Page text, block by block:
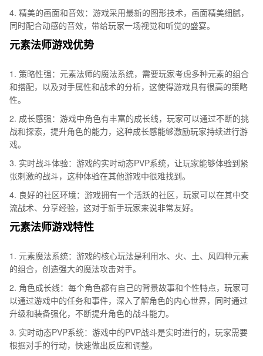
4. 精美的画面和音效：游戏采用最新的图形技术，画面精美细腻，
同时配合动感的音效，带给玩家一场视觉和听觉的盛宴。
元素法师游戏优势
1. 策略性强：元素法师的魔法系统，需要玩家考虑多种元素的组合
和搭配，以及对手属性和战术的分析，这使得游戏具有很高的策略
性。
2. 成长感强：游戏中角色有丰富的成长线，玩家可以通过不断的挑
战和探索，提升角色的能力，这种成长感能够激励玩家持续进行游
戏。
3. 实时战斗体验：游戏的实时动态PVP系统，让玩家能够体验到紧
张刺激的战斗，这种体验在其他游戏中很难找到。
4. 良好的社区环境：游戏拥有一个活跃的社区，玩家可以在其中交
流战术、分享经验，这对于新手玩家来说非常友好。
元素法师游戏特性
1. 元素魔法系统：游戏的核心玩法是利用水、火、土、风四种元素
的组合，创造强大的魔法攻击对手。
2. 角色成长线：每个角色都有自己的背景故事和个性特点，玩家可
以通过游戏中的任务和事件，深入了解角色的内心世界，同时通过
升级和装备强化，不断提升角色的战斗能力。
3. 实时动态PVP系统：游戏中的PVP战斗是实时进行的，玩家需要
根据对手的行动，快速做出反应和调整。